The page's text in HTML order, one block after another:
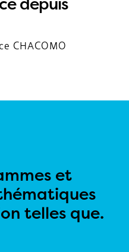
depuis
CHACOMO
et
telles que.